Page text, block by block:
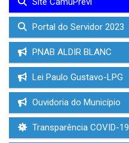
Portal do Servidor 2023
PNAB ALDIR BLANC
Lei Paulo Gustavo-LPG
Ouvidoria do Município
Transparência COVID-19